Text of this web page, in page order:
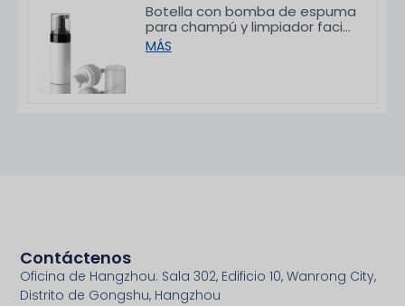
Botella con bomba de espuma
para champú y limpiador facial
de PET con hombro plano,
150/200 ml
MÁS
Contáctenos
Oficina de Hangzhou: Sala 302, Edificio 10, Wanrong City,
Distrito de Gongshu, Hangzhou